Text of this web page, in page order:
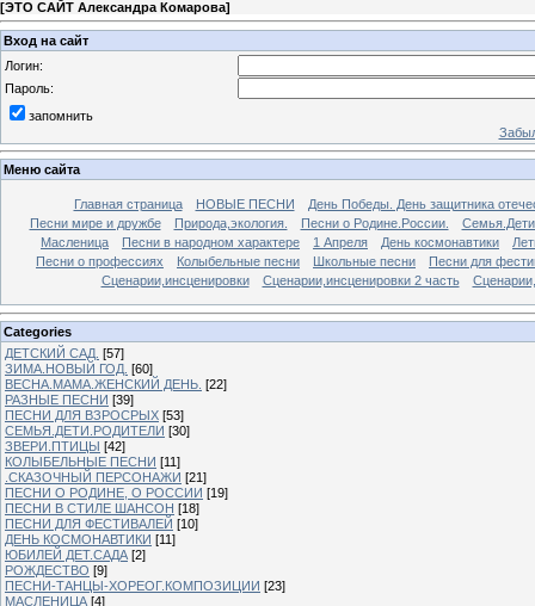
[ЭТО САЙТ Александра Комарова]
Вход на сайт
Логин:
Пароль:
запомнить
Меню сайта
Главная страница НОВЫЕ ПЕСНИ
День Победы. День защитника
Песни мире и дружбе
Природа,экология. Песни о Родине.России.
Масленица
Песни в народном характере 1 Апреля День космонавтики
Песни о профессиях
Колыбельные песни Школьные песни
Песни для
Сценарии,инсценировки
Сценарии,инсценировки 2 часть
Categories
ДЕТСКИЙ САД. [57]
ЗИМА.НОВЫЙ ГОД. [60]
ВЕСНА.МАМА.ЖЕНСКИЙ ДЕНЬ. [22]
РАЗНЫЕ ПЕСНИ [39]
ПЕСНИ ДЛЯ ВЗРОСРЫХ [53]
СЕМЬЯ.ДЕТИ.РОДИТЕЛИ [30]
ЗВЕРИ.ПТИЦЫ [42]
КОЛЫБЕЛЬНЫЕ ПЕСНИ [11]
.СКАЗОЧНЫЙ ПЕРСОНАЖИ [21]
ПЕСНИ О РОДИНЕ, О РОССИИ [19]
ПЕСНИ В СТИЛЕ ШАНСОН [18]
ПЕСНИ ДЛЯ ФЕСТИВАЛЕЙ [10]
ДЕНЬ КОСМОНАВТИКИ [11]
ЮБИЛЕЙ ДЕТ.САДА [2]
РОЖДЕСТВО [9]
ПЕСНИ-ТАНЦЫ-ХОРЕОГ.КОМПОЗИЦИИ [23]
МАСЛЕНИЦА [4]